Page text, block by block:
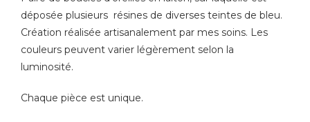
déposée plusieurs résines de diverses teintes de bleu.
Création réalisée artisanalement par mes soins. Les
couleurs peuvent varier légèrement selon la
luminosité.
Chaque pièce est unique.